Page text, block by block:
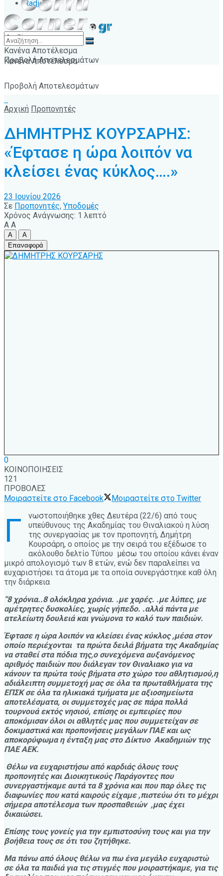
Radio
Κανένα Αποτέλεσμα
Προβολή Αποτελεσμάτων
Κανένα Αποτέλεσμα
Προβολή Αποτελεσμάτων
Αρχική Προπονητές
ΔΗΜΗΤΡΗΣ ΚΟΥΡΣΑΡΗΣ:
«Έφτασε η ώρα λοιπόν να
κλείσει ένας κύκλος….»
23 Ιουνίου 2026
Σε Προπονητές, Υποδομές
Χρόνος Ανάγνωσης: 1 λεπτό
A A
A
A
Επαναφορά
0
ΚΟΙΝΟΠΟΙΗΣΕΙΣ
121
ΠΡΟΒΟΛΕΣ
Μοιραστείτε στο Facebook
Μοιραστείτε στο Twitter
Γ
νωστοποιήθηκε χθες Δευτέρα (22/6) από τους
υπεύθυνους της Ακαδημίας του Θιναλιακού η λύση
της συνεργασίας με τον προπονητή, Δημήτρη
Κουρσάρη, ο οποίος με την σειρά του εξέδωσε το
ακόλουθο δελτίο Τύπου μέσω του οποίου κάνει έναν
μικρό απολογισμό των 8 ετών, ενώ δεν παραλείπει να
ευχαριστήσει τα άτομα με τα οποία συνεργάστηκε καθ όλη
την διάρκεια
“8 χρόνια..8 ολόκληρα χρόνια. .με χαρές. .με λύπες, με
αμέτρητες δυσκολίες, χωρίς γήπεδο. .αλλά πάντα με
ατελείωτη δουλειά και γνώμονα το καλό των παιδιών.
Έφτασε η ώρα λοιπόν να κλείσει ένας κύκλος ,μέσα στον
οποίο περιέχονται τα πρώτα δειλά βήματα της Ακαδημίας
να σταθεί στα πόδια της,ο συνεχόμενα αυξανόμενος
αριθμός παιδιών που διάλεγαν τον Θιναλιακο για να
κάνουν τα πρώτα τούς βήματα στο χώρο του αθλητισμού,η
αδιάλειπτη συμμετοχή μας σε όλα τα πρωταθλήματα της
ΕΠΣΚ σε όλα τα ηλικιακά τμήματα με αξιοσημείωτα
αποτελέσματα, οι συμμετοχές μας σε πάρα πολλά
τουρνουά εκτός νησιού, επίσης οι εμπειρίες που
αποκόμισαν όλοι οι αθλητές μας που συμμετείχαν σε
δοκιμαστικά και προπονήσεις μεγάλων ΠΑΕ και ως
αποκορύφωμα η ένταξη μας στο Δίκτυο Ακαδημιών της
ΠΑΕ ΑΕΚ.
Θέλω να ευχαριστήσω από καρδιάς όλους τους
προπονητές και Διοικητικούς Παράγοντες που
συνεργαστήκαμε αυτά τα 8 χρόνια και που παρ όλες τις
διαφωνίες που κατά καιρούς είχαμε ,πιστεύω ότι το μέχρι
σήμερα αποτέλεσμα των προσπαθειών ,μας έχει
δικαιώσει.
Επίσης τους γονείς για την εμπιστοσύνη τους και για την
βοήθεια τους σε ότι του ζητήθηκε.
Μα πάνω από όλους θέλω να πω ένα μεγάλο ευχαριστώ
σε όλα τα παιδιά για τις στιγμές που μοιραστήκαμε, για τις